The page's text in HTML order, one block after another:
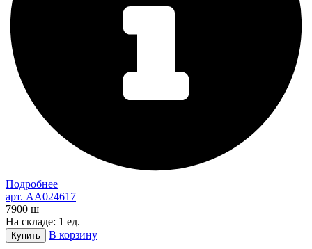
Подробнее
арт. AA024617
7900 ш
На складе: 1 ед.
Купить В корзину